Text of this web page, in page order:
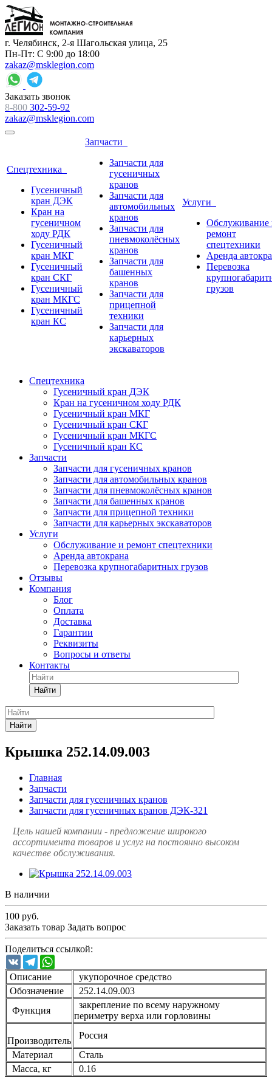
г. Челябинск, 2-я Шагольская улица, 25
Пн-Пт: С 9:00 до 18:00
zakaz@msklegion.com
Заказать звонок
8-800 302-59-92
zakaz@msklegion.com
Спецтехника
Гусеничный
кран ДЭК
Кран на
гусеничном
ходу РДК
Гусеничный
кран МКГ
Гусеничный
кран СКГ
Гусеничный
кран МКГС
Гусеничный
кран КС
Запчасти
Запчасти для
гусеничных
кранов
Запчасти для
автомобильных
кранов
Запчасти для
пневмоколёсных
кранов
Запчасти для
башенных
кранов
Запчасти для
прицепной
техники
Запчасти для
карьерных
экскаваторов
Услуги
Обслуживание
ремонт
спецтехники
Аренда
Перевозка
грузов
Спецтехника
Гусеничный кран ДЭК
Кран на гусеничном ходу РДК
Гусеничный кран МКГ
Гусеничный кран СКГ
Гусеничный кран МКГС
Гусеничный кран КС
Запчасти
Запчасти для гусеничных кранов
Запчасти для автомобильных кранов
Запчасти для пневмоколёсных кранов
Запчасти для башенных кранов
Запчасти для прицепной техники
Запчасти для карьерных экскаваторов
Услуги
Обслуживание и ремонт спецтехники
Аренда автокрана
Перевозка крупногабаритных грузов
Отзывы
Компания
Блог
Оплата
Доставка
Гарантии
Реквизиты
Вопросы и ответы
Контакты
Найти
Найти
Крышка 252.14.09.003
Главная
Запчасти
Запчасти для гусеничных кранов
Запчасти для гусеничных кранов ДЭК-321
Цель нашей компании - предложение широкого
ассортимента товаров и услуг на постоянно высоком
качестве обслуживания.
В наличии
100 руб.
Заказать товар Задать вопрос
Поделиться ссылкой:
VK Telegram
Описание
укупорочное средство
Обозначение
252.14.09.003
Функция
закрепление по всему наружному
периметру верха или горловины
Производитель
Россия
Материал
Сталь
Масса, кг
0.16